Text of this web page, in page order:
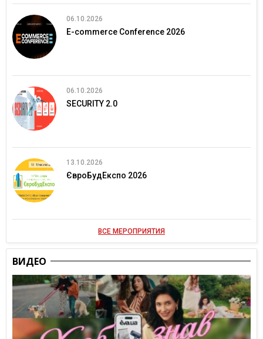
06.10.2026
E-commerce Conference 2026
06.10.2026
SECURITY 2.0
13.10.2026
ЄвроБудЕкспо 2026
ВСЕ МЕРОПРИЯТИЯ
ВИДЕО